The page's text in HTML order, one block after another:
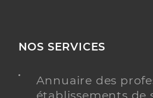
NOS SERVICES
Annuaire des